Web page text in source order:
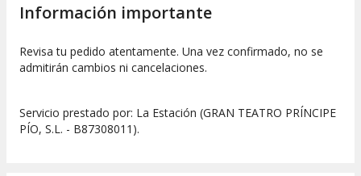
Información importante
Revisa tu pedido atentamente. Una vez confirmado, no se
admitirán cambios ni cancelaciones.
Servicio prestado por: La Estación (GRAN TEATRO PRÍNCIPE
PÍO, S.L. - B87308011).